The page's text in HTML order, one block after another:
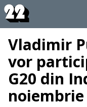
Vladimir
vor
G20 din
noiembrie